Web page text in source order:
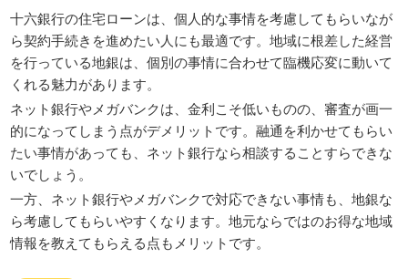
十六銀行の住宅ローンは、個人的な事情を考慮してもらいなが
ら契約手続きを進めたい人にも最適です。地域に根差した経営
を行っている地銀は、個別の事情に合わせて臨機応変に動いて
くれる魅力があります。
ネット銀行やメガバンクは、金利こそ低いものの、審査が画一
的になってしまう点がデメリットです。融通を利かせてもらい
たい事情があっても、ネット銀行なら相談することすらできな
いでしょう。
一方、ネット銀行やメガバンクで対応できない事情も、地銀な
ら考慮してもらいやすくなります。地元ならではのお得な地域
情報を教えてもらえる点もメリットです。